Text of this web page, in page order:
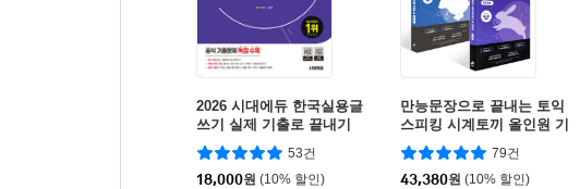
2026 시대에듀 한국실용글
쓰기 실제 기출로 끝내기
53건
18,000원 (10% 할인)
만능문장으로 끝내는 토익
스피킹 시계토끼 올인원 기
본서 + 5일 완성 토익스피
킹 실전 모의고사 25회 세
트
79건
43,380원 (10% 할인)